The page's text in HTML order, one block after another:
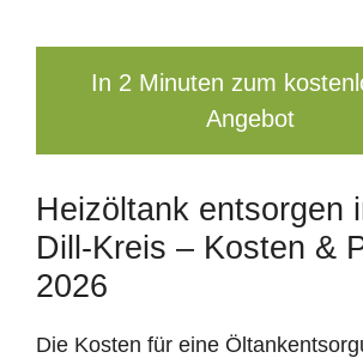
In 2 Minuten zum
Angebot
Heizöltank entsorgen
Dill-Kreis – Kosten &
2026
Die Kosten für eine